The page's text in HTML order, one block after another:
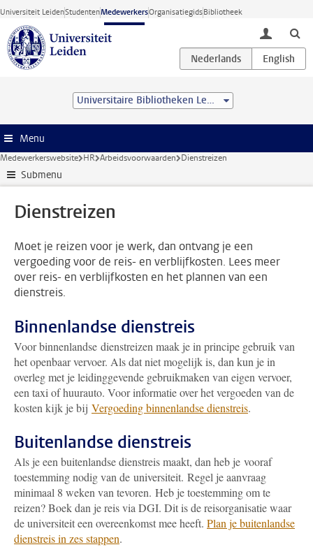
Ga direct naar de inhoud
Universiteit LeidenStudentenMedewerkersOrganisatiegidsBibliotheek
toggle
Universitaire Bibliotheken Leiden
Menu
Medewerkerswebsite HR Arbeidsvoorwaarden Dienstreizen
Submenu
Dienstreizen
Moet je reizen voor je werk, dan ontvang je een
vergoeding voor de reis- en verblijfkosten. Lees meer
over reis- en verblijfkosten en het plannen van een
dienstreis.
Binnenlandse dienstreis
Voor binnenlandse dienstreizen maak je in principe gebruik van
het openbaar vervoer. Als dat niet mogelijk is, dan kun je in
overleg met je leidinggevende gebruikmaken van eigen vervoer,
een taxi of huurauto. Voor informatie over het vergoeden van de
kosten kijk je bij Vergoeding binnenlandse dienstreis.
Buitenlandse dienstreis
Als je een buitenlandse dienstreis maakt, dan heb je vooraf
toestemming nodig van de universiteit. Regel je aanvraag
minimaal 8 weken van tevoren. Heb je toestemming om te
reizen? Boek dan je reis via DGI. Dit is de reisorganisatie waar
de universiteit een overeenkomst mee heeft. Plan je buitenlandse
dienstreis in zes stappen.